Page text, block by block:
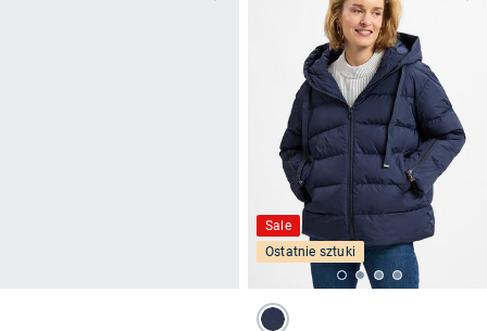
Sale
Ostatnie sztuki